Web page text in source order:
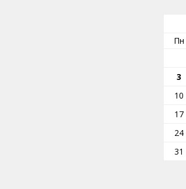
Пн
3
10
17
24
31